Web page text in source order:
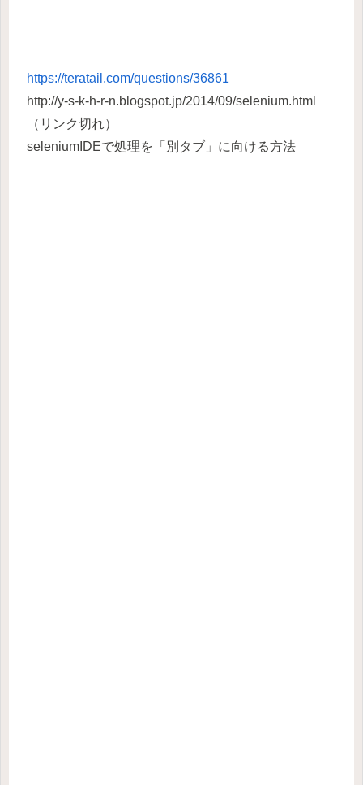
https://teratail.com/questions/36861
http://y-s-k-h-r-n.blogspot.jp/2014/09/selenium.html
（リンク切れ）
seleniumIDEで処理を「別タブ」に向ける方法